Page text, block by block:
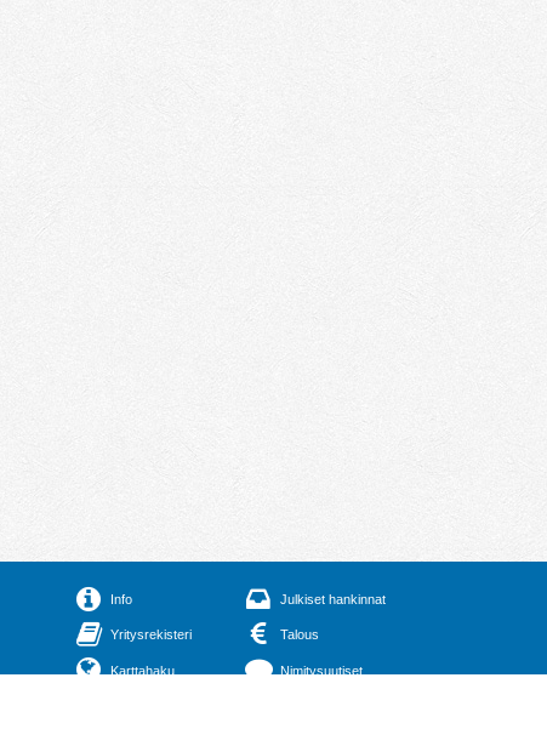
Info
Yritysrekisteri
Karttahaku
Julkiset hankinnat
Talous
Nimitysuutiset